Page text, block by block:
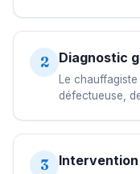
2 Diagnostic
Le
défectueuse,
3